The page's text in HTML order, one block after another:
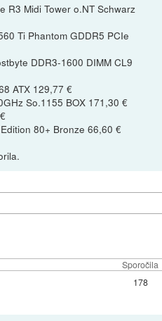
R3 Midi Tower o.NT Schwarz
Ti Phantom GDDR5 PCIe
DDR3-1600 DIMM CL9
ATX 129,77 €
So.1155 BOX 171,30 €
80+ Bronze 66,60 €
Sporočila
178